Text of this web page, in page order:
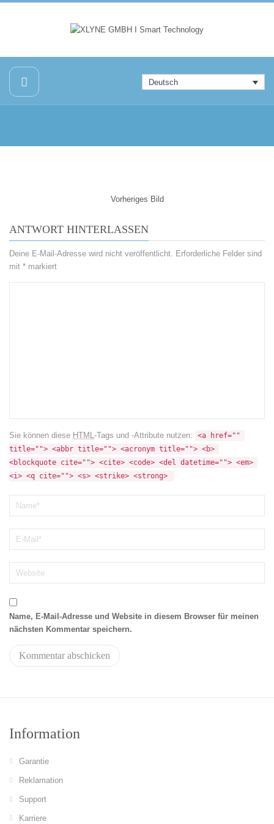
Deutsch
Vorheriges Bild
ANTWORT HINTERLASSEN
Deine E-Mail-Adresse wird nicht veröffentlicht. Erforderliche Felder sind
mit * markiert
Sie können diese HTML-Tags und -Attribute nutzen:
<a href=""
title=""> <abbr title=""> <acronym title=""> <b>
<blockquote cite=""> <cite> <code> <del datetime=""> <em>
<i> <q cite=""> <s> <strike> <strong>
Name, E-Mail-Adresse und Website in diesem Browser für meinen
nächsten Kommentar speichern.
Information
Garantie
Reklamation
Support
Karriere